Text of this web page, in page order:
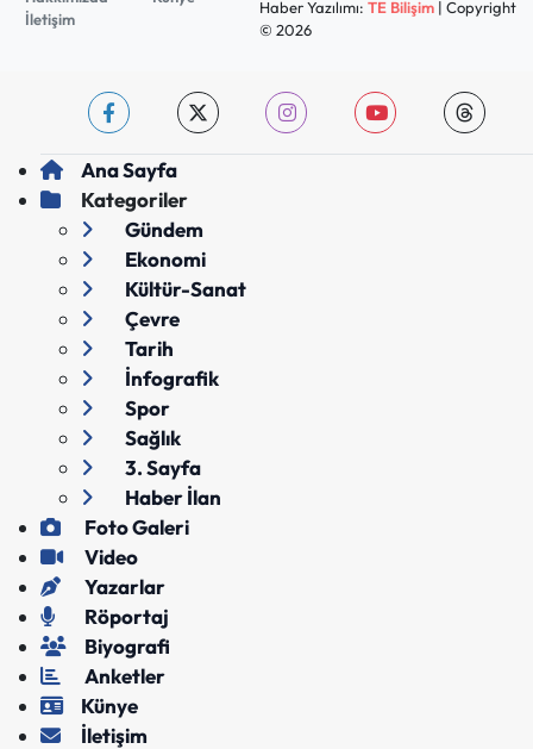
İletişim
Haber Yazılımı: TE Bilişim| Copyright
© 2026
Ana Sayfa
Kategoriler
Gündem
Ekonomi
Kültür-Sanat
Çevre
Tarih
İnfografik
Spor
Sağlık
3. Sayfa
Haber İlan
Foto Galeri
Video
Yazarlar
Röportaj
Biyografi
Anketler
Künye
İletişim